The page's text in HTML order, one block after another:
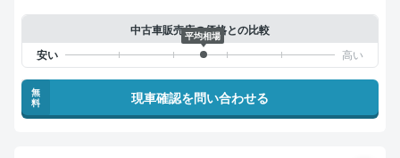
中古車販売店の価格との比較
平均相場
無
料
現車確認を問い合わせる